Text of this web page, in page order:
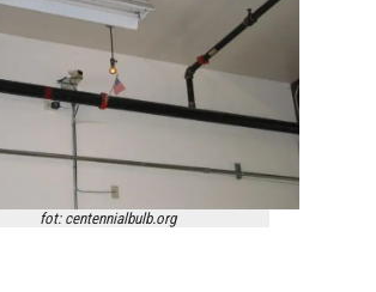
fot: centennialbulb.org